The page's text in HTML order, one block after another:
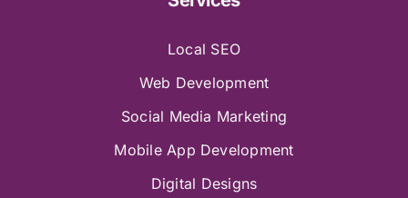
Local SEO
Web Development
Social Media Marketing
Mobile App Development
Digital Designs